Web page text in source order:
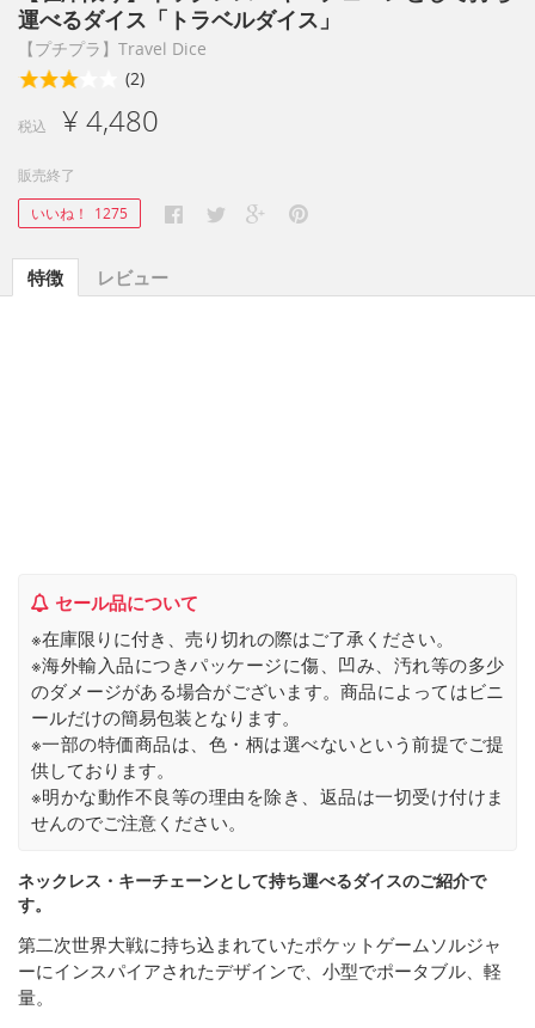
運べるダイス「トラベルダイス」
【プチプラ】Travel Dice
(2)
税込 ¥ 4,480
販売終了
いいね！
1275
特徴 レビュー
セール品について
※在庫限りに付き、売り切れの際はご了承ください。
※海外輸入品につきパッケージに傷、凹み、汚れ等の多少
のダメージがある場合がございます。商品によってはビニ
ールだけの簡易包装となります。
※一部の特価商品は、色・柄は選べないという前提でご提
供しております。
※明かな動作不良等の理由を除き、返品は一切受け付けま
せんのでご注意ください。
ネックレス・キーチェーンとして持ち運べるダイスのご紹介で
す。
第二次世界大戦に持ち込まれていたポケットゲームソルジャ
ーにインスパイアされたデザインで、小型でポータブル、軽
量。